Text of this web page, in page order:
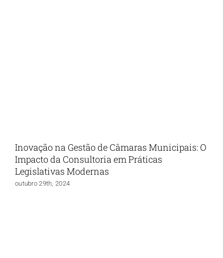
Inovação na Gestão de Câmaras Municipais: O
Impacto da Consultoria em Práticas
Legislativas Modernas
outubro 29th, 2024